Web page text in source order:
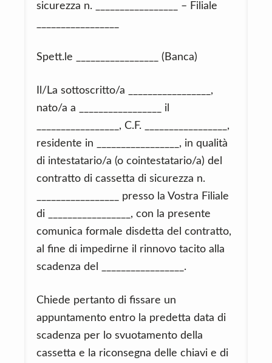
sicurezza n. _________________ – Filiale
Spett.le _________________ (Banca)
Il/La sottoscritto/a _________________,
nato/a a _________________ il
_________________, C.F. _________________,
residente in _________________, in qualità
di intestatario/a (o cointestatario/a) del
contratto di cassetta di sicurezza n.
_________________ presso la Vostra Filiale
di _________________, con la presente
comunica formale disdetta del contratto,
al fine di impedirne il rinnovo tacito alla
scadenza del _________________.
Chiede pertanto di fissare un
appuntamento entro la predetta data di
scadenza per lo svuotamento della
cassetta e la riconsegna delle chiavi e di